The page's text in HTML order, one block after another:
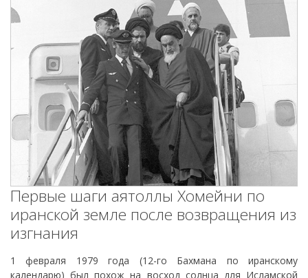
Первые шаги аятоллы Хомейни по
иранской земле после возвращения из
изгнания
1 февраля 1979 года (12-го Бахмана по иранскому
календарю) был похож на восход солнца для Исламской